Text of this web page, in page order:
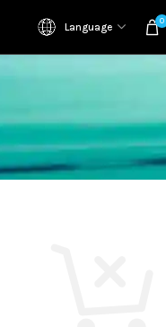
Language 0